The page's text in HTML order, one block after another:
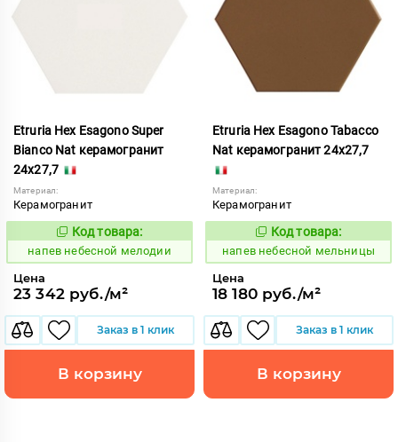
Etruria Hex Esagono Super
Bianco Nat керамогранит
24x27,7
Материал:
Керамогранит
1086048
Код товара:
напев небесной мелодии
Цена
23 342 руб./м²
Заказ в 1 клик
В корзину
Etruria Hex Esagono Tabacco
Nat керамогранит 24x27,7
Материал:
Керамогранит
1086049
Код товара:
напев небесной мельницы
Цена
18 180 руб./м²
Заказ в 1 клик
В корзину